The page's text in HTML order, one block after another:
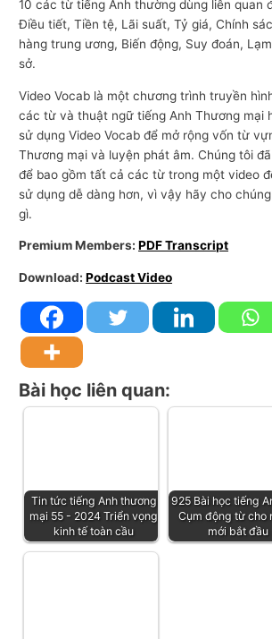
10 các từ tiếng Anh thường dùng liên quan
Điều tiết, Tiền tệ, Lãi suất, Tỷ giá, Chính
hàng trung ương, Biến động, Suy đoán,
sở.
Video Vocab là một chương trình truyền
các từ và thuật ngữ tiếng Anh Thương mại
sử dụng Video Vocab để mở rộng vốn từ
Thương mại và luyện phát âm. Chúng tôi
để bao gồm tất cả các từ trong một video
sử dụng dễ dàng hơn, vì vậy hãy cho
gì.
Premium Members:PDF Transcript
Download:Podcast Video
Bài học liên quan:
Tin tức tiếng Anh thương
mại 55 - 2024 Triển vọng
kinh tế toàn cầu
925 Bài học tiếng
Cụm động từ cho
mới bắt đầu